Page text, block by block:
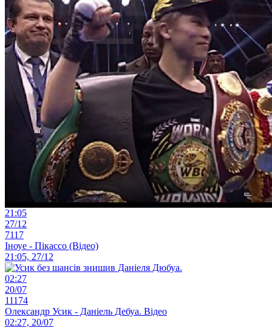
21:05
27/12
7117
Іноуе - Пікассо (Відео)
21:05, 27/12
02:27
20/07
11174
Олександр Усик - Даніель Дебуа. Відео
02:27, 20/07